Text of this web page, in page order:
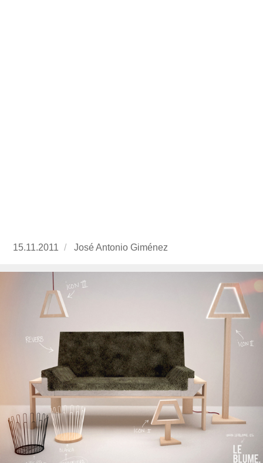
Publicado
15.11.2011 https://www.experimenta.es/author/
José Antonio Giménez